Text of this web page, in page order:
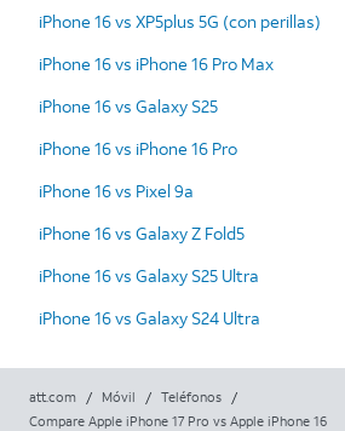
iPhone 16 vs XP5plus 5G (con perillas)
iPhone 16 vs iPhone 16 Pro Max
iPhone 16 vs Galaxy S25
iPhone 16 vs iPhone 16 Pro
iPhone 16 vs Pixel 9a
iPhone 16 vs Galaxy Z Fold5
iPhone 16 vs Galaxy S25 Ultra
iPhone 16 vs Galaxy S24 Ultra
att.com / Móvil / Teléfonos
/
Compare Apple iPhone 17 Pro vs Apple iPhone 16